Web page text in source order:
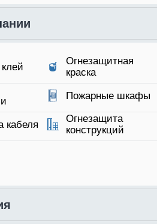
Огнезащитная
краска
Пожарные шкафы
кабеля
Огнезащита
конструкций